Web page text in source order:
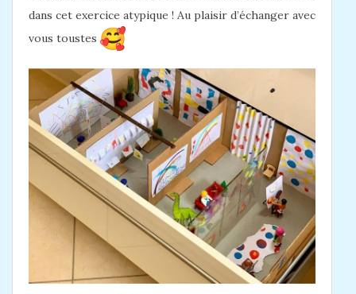
dans cet exercice atypique ! Au plaisir d’échanger avec
vous toustes